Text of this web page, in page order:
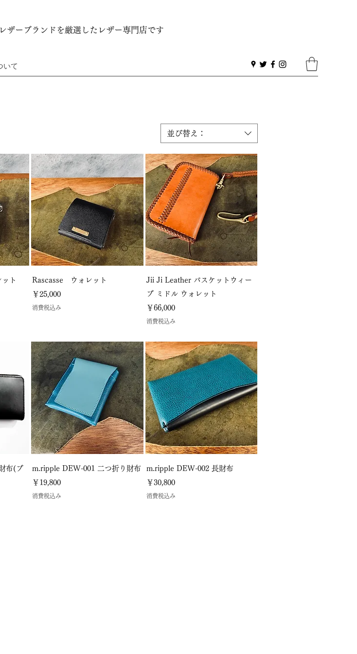
ザーブランドを厳選したレザー専門店です
いて
並び替え：
ト
Rascasse ウォレット
価格
￥25,000
消費税込み
Jii Ji Leather バスケットウィー
ブ ミドル ウォレット
価格
￥66,000
消費税込み
布(ブ
m.ripple DEW-001 二つ折り財布
価格
￥19,800
消費税込み
m.ripple DEW-002 長財布
価格
￥30,800
消費税込み